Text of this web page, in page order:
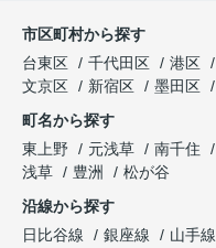
市区町村から探す
台東区
千代田区 港区
文京区
新宿区 墨田区
町名から探す
東上野
元浅草 南千住
浅草
豊洲
松が谷
沿線から探す
日比谷線
銀座線 山手線